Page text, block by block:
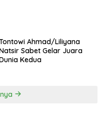
Ahmad/Liliyana
Sabet Gelar Juara
Kedua